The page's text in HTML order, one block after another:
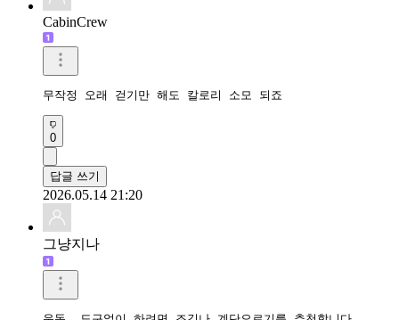
CabinCrew
무작정 오래 걷기만 해도 칼로리 소모 되죠
0
답글 쓰기
2026.05.14 21:20
그냥지나